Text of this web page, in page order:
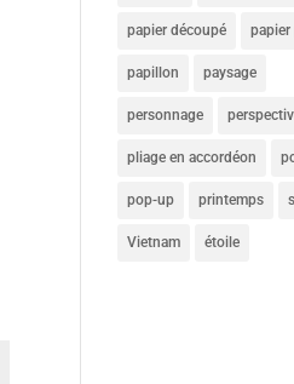
papier découpé papier
papillon paysage
personnage
pliage en accordéon
pop-up printemps
Vietnam étoile